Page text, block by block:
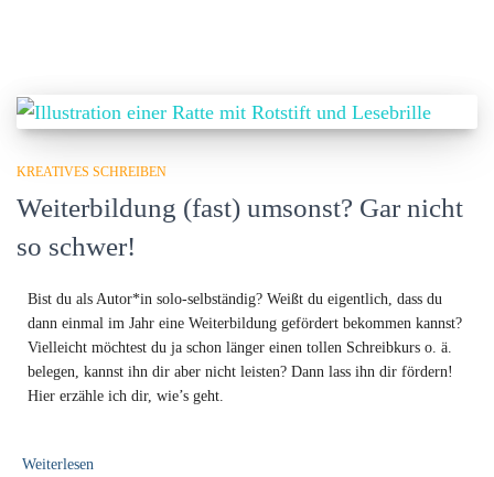
KREATIVES SCHREIBEN
Weiterbildung (fast) umsonst? Gar nicht
so schwer!
Bist du als Autor*in solo-selbständig? Weißt du eigentlich, dass du
dann einmal im Jahr eine Weiterbildung gefördert bekommen kannst?
Vielleicht möchtest du ja schon länger einen tollen Schreibkurs o. ä.
belegen, kannst ihn dir aber nicht leisten? Dann lass ihn dir fördern!
Hier erzähle ich dir, wie’s geht.
Weiterlesen